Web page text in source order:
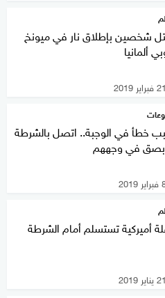
شخصين بإطلاق نار في ميونخ
ألمانيا
21 فبراير 2019
خطأ في الوجبة.. اتصل بالشرطة
في وجههم
2019
أميركية تستسلم أمام الشرطة
21 يناير 2019